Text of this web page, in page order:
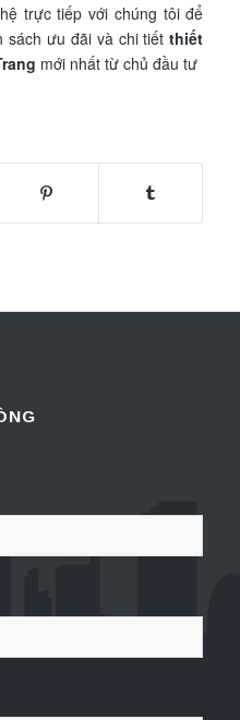
trực tiếp với chúng tôi để
sách ưu đãi và chi tiếtthiết
mới nhất từ chủ đầu tư